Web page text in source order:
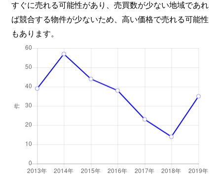
すぐに売れる可能性があり、売買数が少ない地域であれ
ば競合する物件が少ないため、高い価格で売れる可能性
もあります。